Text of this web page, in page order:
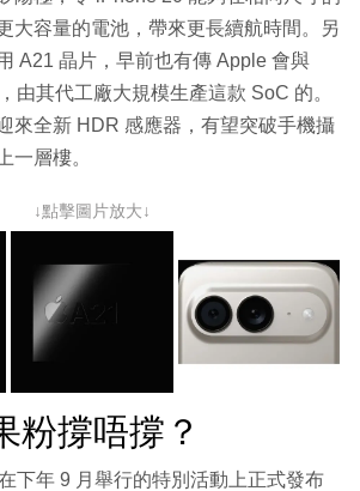
大容量的電池，帶來更長續航時間。另
A21 晶片，早前也有傳 Apple 會與
由其代工廠大規模生產這款 SoC 的。
來全新 HDR 感應器，有望突破手機攝
一層樓。
↓點擊圖片放大↓
粉撐唔撐？
下年 9 月舉行的特別活動上正式發布